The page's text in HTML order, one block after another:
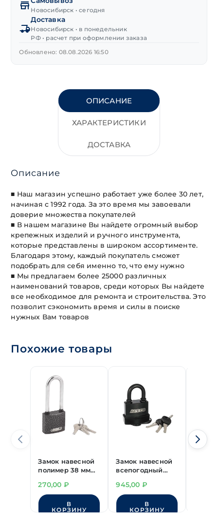
"Apecs"
PD-
01-
Новосибирск • сегодня
Доставка
Новосибирск • в понедельник
РФ • расчет при оформлении заказа
Обновлено: 08.08.2026 16:50
ОПИСАНИЕ
ХАРАКТЕРИСТИКИ
ДОСТАВКА
Описание
■ Наш магазин успешно работает уже более 30 лет,
начиная с 1992 года. За это время мы завоевали
доверие множества покупателей
■ В нашем магазине Вы найдете огромный выбор
крепежных изделий и ручного инструмента,
которые представлены в широком ассортименте.
Благодаря этому, каждый покупатель сможет
подобрать для себя именно то, что ему нужно
■ Мы предлагаем более 25000 различных
наименований товаров, среди которых Вы найдете
все необходимое для ремонта и строительства. Это
позволит сэкономить время и силы в поиске
нужных Вам товаров
Похожие товары
Замок навесной
полимер 38 мм
L
270,00 ₽
В
КОРЗИНУ
Замок навесной
всепогодный
70
945,00 ₽
В
КОРЗИНУ